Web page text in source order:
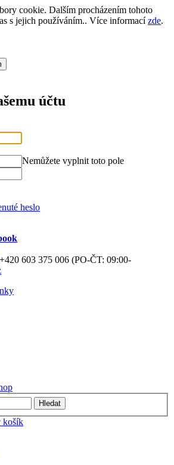
cookie. Dalším procházením tohoto
s jejich používáním.. Více informacízde.
účtu
Nemůžete vyplnit toto pole
heslo
+420 603 375 006 (PO-ČT: 09:00-
Hledat
košík